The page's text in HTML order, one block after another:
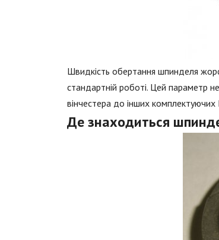
Швидкість обертання шпинделя
стандартній роботі. Цей параметр
вінчестера до інших
Де знаходиться